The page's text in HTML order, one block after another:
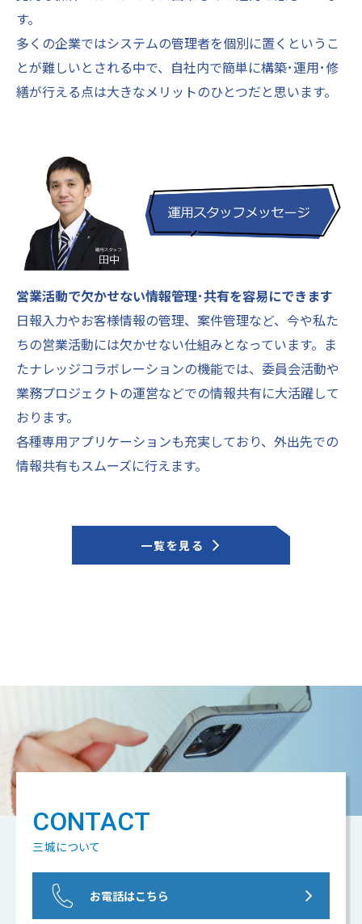
す。
多くの企業ではシステムの管理者を個別に置くというこ
とが難しいとされる中で、自社内で簡単に構築･運用･修
繕が行える点は大きなメリットのひとつだと思います。
営業活動で欠かせない情報管理･共有を容易にできます
日報入力やお客様情報の管理、案件管理など、今や私た
ちの営業活動には欠かせない仕組みとなっています。ま
たナレッジコラボレーションの機能では、委員会活動や
業務プロジェクトの運営などでの情報共有に大活躍して
おります。
各種専用アプリケーションも充実しており、外出先での
情報共有もスムーズに行えます。
一覧を見る
CONTACT
三城について
お電話はこちら